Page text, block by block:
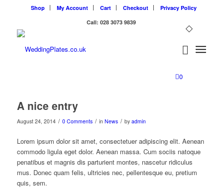
Shop My Account Cart Checkout
Privacy Policy
Call: 028 3073 9839
0
A nice entry
August 24, 2014 / 0 Comments / in News / by admin
Lorem ipsum dolor sit amet, consectetuer adipiscing elit. Aenean
commodo ligula eget dolor. Aenean massa. Cum sociis natoque
penatibus et magnis dis parturient montes, nascetur ridiculus
mus. Donec quam felis, ultricies nec, pellentesque eu, pretium
quis, sem.